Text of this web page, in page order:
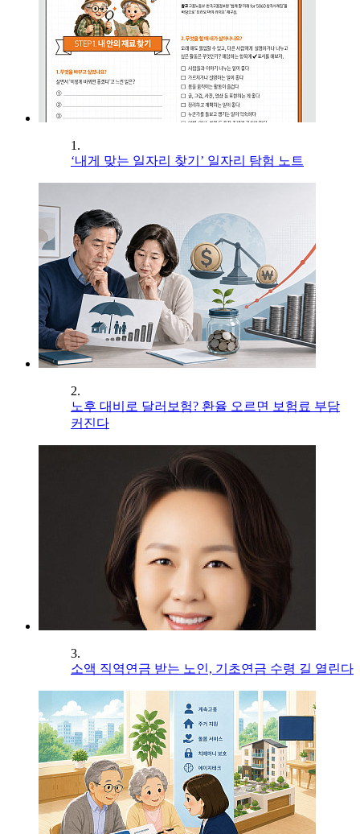
1.
‘내게 맞는 일자리 찾기’ 일자리 탐험 노트
2.
노후 대비로 달러보험? 환율 오르면 보험료 부담
커진다
3.
소액 직역연금 받는 노인, 기초연금 수령 길 열린다